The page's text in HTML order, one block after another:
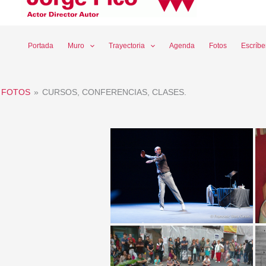
Portada Muro Trayectoria Agenda Fotos
FOTOS » CURSOS, CONFERENCIAS, CLASES.